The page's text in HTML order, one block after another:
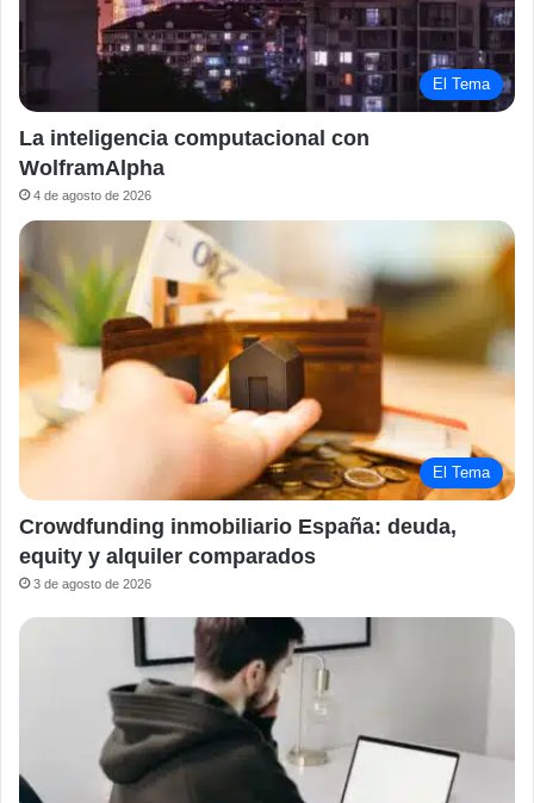
El Tema
La inteligencia computacional con
WolframAlpha
4 de agosto de 2026
El Tema
Crowdfunding inmobiliario España: deuda,
equity y alquiler comparados
3 de agosto de 2026